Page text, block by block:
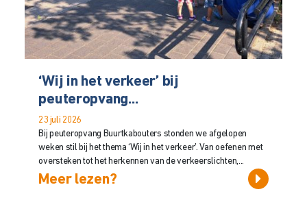
‘Wij in het verkeer’ bij
peuteropvang...
23 juli 2026
Bij peuteropvang Buurtkabouters stonden we afgelopen
weken stil bij het thema ‘Wij in het verkeer’. Van oefenen met
oversteken tot het herkennen van de verkeerslichten,...
Meer lezen?